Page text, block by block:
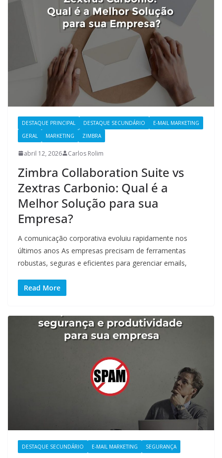
DESTAQUE PRINCIPAL DESTAQUE SECUNDÁRIO
E-MAIL MARKETING
GERAL
MARKETING ZIMBRA
abril 12, 2026 Carlos Rolim
Zimbra Collaboration Suite vs
Zextras Carbonio: Qual é a
Melhor Solução para sua
Empresa?
A comunicação corporativa evoluiu rapidamente nos
últimos anos As empresas precisam de ferramentas
robustas, seguras e eficientes para gerenciar emails,
Read More
DESTAQUE SECUNDÁRIO E-MAIL MARKETING SEGURANÇA